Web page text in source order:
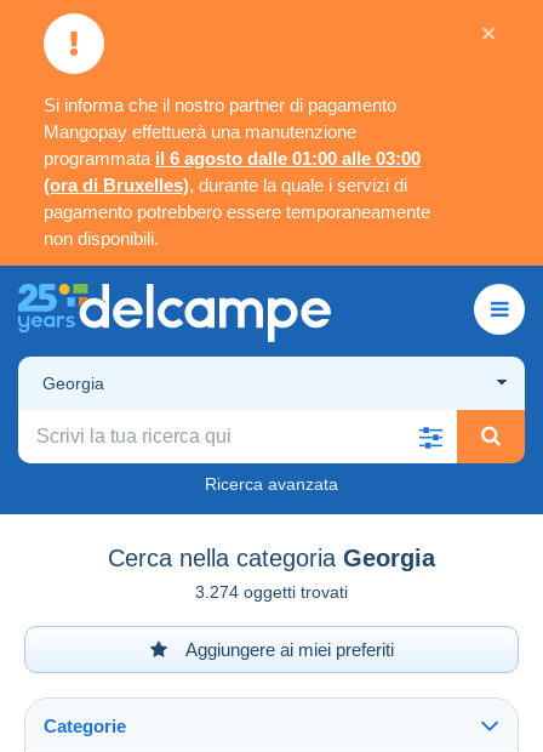
Si informa che il nostro partner di pagamento
Mangopay effettuerà una manutenzione
programmata il 6 agosto dalle 01:00 alle 03:00
(ora di Bruxelles), durante la quale i servizi di
pagamento potrebbero essere temporaneamente
non disponibili.
×
Georgia
Ricerca avanzata
Cerca nella categoria Georgia
3.274 oggetti trovati
Aggiungere ai miei preferiti
Categorie